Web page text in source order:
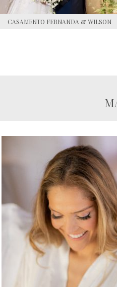
CASAMENTO FERNANDA & WILSON